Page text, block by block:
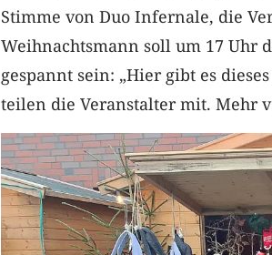
Stimme von Duo Infernale, die
Weihnachtsmann soll um 17 Uhr
gespannt sein: „Hier gibt es
teilen die Veranstalter mit. Mehr